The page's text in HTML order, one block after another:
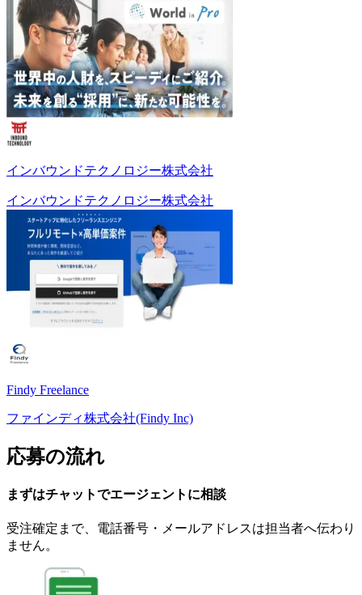
インバウンドテクノロジー株式会社
インバウンドテクノロジー株式会社
Findy Freelance
ファインディ株式会社(Findy Inc)
応募の流れ
まずはチャットでエージェント に相談
受注確定まで、 電話番号・メールアドレスは担当者へ伝わり
ません。